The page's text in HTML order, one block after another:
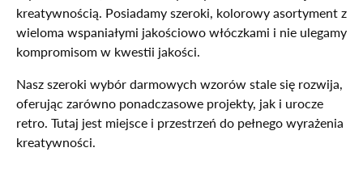
kreatywnością. Posiadamy szeroki, kolorowy asortyment z
wieloma wspaniałymi jakościowo włóczkami i nie ulegamy
kompromisom w kwestii jakości.
Nasz szeroki wybór darmowych wzorów stale się rozwija,
oferując zarówno ponadczasowe projekty, jak i urocze
retro. Tutaj jest miejsce i przestrzeń do pełnego wyrażenia
kreatywności.